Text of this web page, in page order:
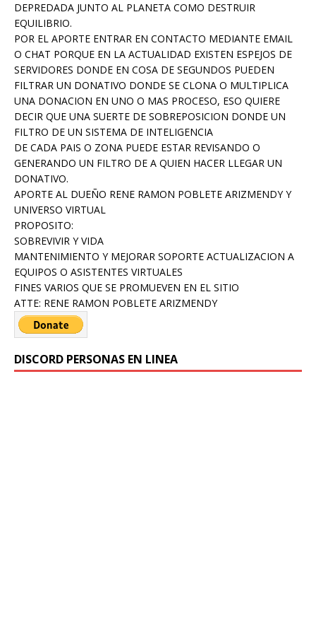
DEPREDADA JUNTO AL PLANETA COMO DESTRUIR
EQUILIBRIO.
POR EL APORTE ENTRAR EN CONTACTO MEDIANTE EMAIL
O CHAT PORQUE EN LA ACTUALIDAD EXISTEN ESPEJOS DE
SERVIDORES DONDE EN COSA DE SEGUNDOS PUEDEN
FILTRAR UN DONATIVO DONDE SE CLONA O MULTIPLICA
UNA DONACION EN UNO O MAS PROCESO, ESO QUIERE
DECIR QUE UNA SUERTE DE SOBREPOSICION DONDE UN
FILTRO DE UN SISTEMA DE INTELIGENCIA
DE CADA PAIS O ZONA PUEDE ESTAR REVISANDO O
GENERANDO UN FILTRO DE A QUIEN HACER LLEGAR UN
DONATIVO.
APORTE AL DUEÑO RENE RAMON POBLETE ARIZMENDY Y
UNIVERSO VIRTUAL
PROPOSITO:
SOBREVIVIR Y VIDA
MANTENIMIENTO Y MEJORAR SOPORTE ACTUALIZACION A
EQUIPOS O ASISTENTES VIRTUALES
FINES VARIOS QUE SE PROMUEVEN EN EL SITIO
ATTE: RENE RAMON POBLETE ARIZMENDY
DISCORD PERSONAS EN LINEA